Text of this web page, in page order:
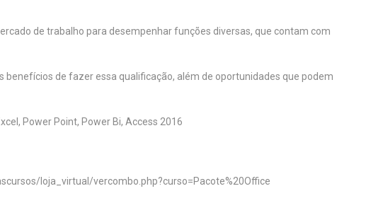
de trabalho para desempenhar funções diversas, que contam com
benefícios de fazer essa qualificação, além de oportunidades que podem
Power Point, Power Bi, Access 2016
loja_virtual/vercombo.php?curso=Pacote%20Office